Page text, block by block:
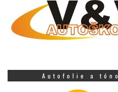
Autofolie a